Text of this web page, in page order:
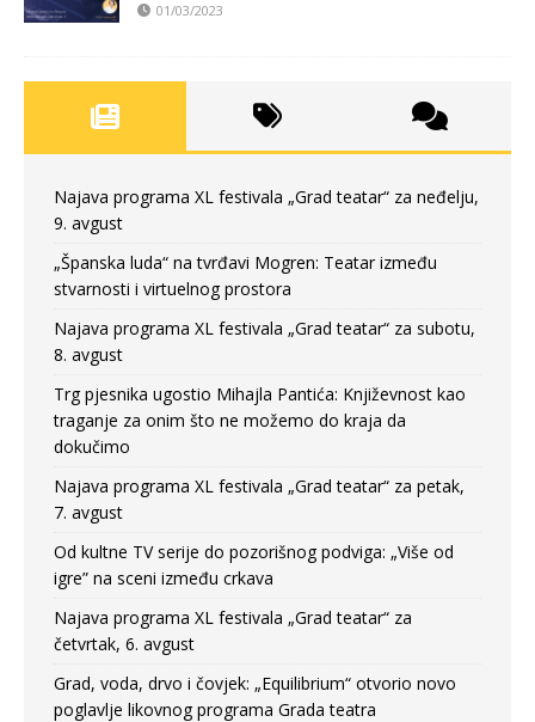
01/03/2023
Najava programa XL festivala „Grad teatar“ za neđelju,
9. avgust
„Španska luda“ na tvrđavi Mogren: Teatar između
stvarnosti i virtuelnog prostora
Najava programa XL festivala „Grad teatar“ za subotu,
8. avgust
Trg pjesnika ugostio Mihajla Pantića: Književnost kao
traganje za onim što ne možemo do kraja da
dokučimo
Najava programa XL festivala „Grad teatar“ za petak,
7. avgust
Od kultne TV serije do pozorišnog podviga: „Više od
igre” na sceni između crkava
Najava programa XL festivala „Grad teatar“ za
četvrtak, 6. avgust
Grad, voda, drvo i čovjek: „Equilibrium“ otvorio novo
poglavlje likovnog programa Grada teatra